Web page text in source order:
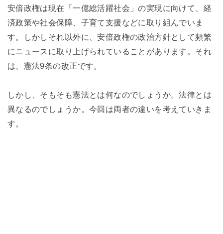
安倍政権は現在「一億総活躍社会」の実現に向けて、経
済政策や社会保障、子育て支援などに取り組んでいま
す。しかしそれ以外に、安倍政権の政治方針として頻繁
にニュースに取り上げられていることがあります。それ
は、憲法9条の改正です。
しかし、そもそも憲法とは何なのでしょうか。法律とは
異なるのでしょうか。今回は両者の違いを考えていきま
す。